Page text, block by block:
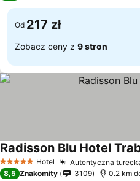
Od 217 zł
Zobacz ceny z 9 stron
5 KategoriaHotel Autentyczna
Radisson Blu Hotel
8,5 Znakomity 3109 0.2 km